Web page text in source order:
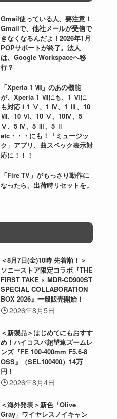
Gmail使っている人、要注意！
Gmailで、他社メールが受信で
きなくなるんだよ！2026年1月
POPサポートが終了。法人
は、Google Workspaceへ移
行？
「Xperia 1 Ⅷ」のあの機能
が、Xperia 1 Ⅶにも、1 Ⅵに
も対応！1 Ⅴ、1 Ⅳ、1 Ⅲ、10
Ⅶ、10 Ⅵ、10 Ⅴ、10Ⅳ、5
Ⅴ、5 Ⅳ、5 Ⅲ、5 Ⅱ
etc・・・にも！「ミュージッ
ク」アプリ、曲スペック表示対
応に！！！
「Fire TV」がもっさり動作に
なったら、出荷時リセットを。
＜8月7日(金)10時 先着順！＞
ソニーストア限定コラボ『THE
FIRST TAKE × MDR-CD900ST
SPECIAL COLLABORATION
BOX 2026』一般販売開始！
2026年8月5日
＜新製品＞はじめてにもおすす
め！ハイコスパ超望遠ズームレ
ンズ『FE 100-400mm F5.6-8
OSS』（SEL100400）14万
円！
2026年8月4日
＜海外発表＞新色「Olive
Gray」ワイヤレスノイキャン